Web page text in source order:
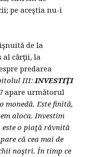
pe aceştia nu-i
de la
al cărţii, la
predarea
III: INVESTIŢI
apare următorul
monedă. Este finită,
aloca. Investim
este o piaţă râvnită
că cea mai de
noştri. În timp ce